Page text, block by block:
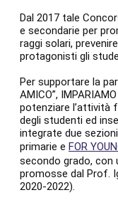
Dal 2017 tale
e secondarie per
raggi solari,
protagonisti gli
Per supportare la
AMICO”,
potenziare l’attività
degli studenti ed
integrate due
primarie e FOR
secondo grado, con
promosse dal Prof.
2020-2022).